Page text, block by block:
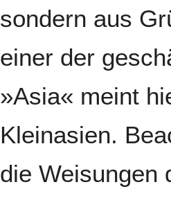
sondern aus
einer der
»Asia« meint
Kleinasien.
die Weisungen